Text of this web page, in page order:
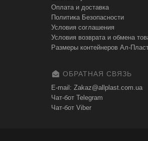
Оплата и доставка
Политика Безопасности
Условия соглашения
Условия возврата и обмена
Размеры контейнеров Ал-
ОБРАТНАЯ СВЯЗЬ
E-mail: Zakaz@allplast.com.ua
Чат-бот Telegram
Чат-бот Viber